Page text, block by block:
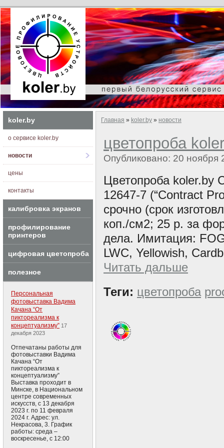
koler.by
о сервисе koler.by
новости
цены
контакты
калибровка экранов
профилирование
принтеров
цифровая цветопроба
полезное
Персональная
фотовыставка Вадима
Качана “От
пиктореализма к
концептуализму” 17
декабря 2023
Отпечатаны работы для
фотовыставки Вадима
Качана “От
пиктореализма к
концептуализму”
Выставка проходит в
Минске, в Национальном
центре современных
искусств, с 13 декабря
2023 г. по 11 февраля
2024 г. Адрес: ул.
Некрасова, 3. График
работы: среда –
воскресенье, с 12:00
Главная » koler.by » новости
цветопроба
Опубликовано: 20 ноября
Цветопроба koler.by
12647-7 (“Contract
срочно (срок
коп./см2; 25 р. за
дела. Имитация:
LWC, Yellowish,
Читать дальше
Теги: цветопроба